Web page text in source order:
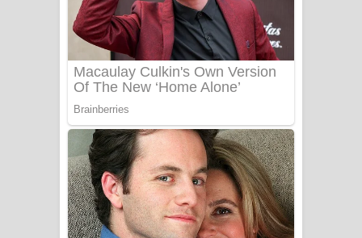
Benthara Palame Song Lyrics -
බෙන්තර පාලමේ ගීතයේ පද පෙළ
Sanda Babalena Song Lyrics - සඳ
බැබලෙන ගීතයේ පද පෙළ
Adare Wadi Nisa Song Lyrics - ආදරේ
වැඩි නිසා ගීතයේ පද පෙළ
UNUHUMA Song Lyrics - උණුහුම